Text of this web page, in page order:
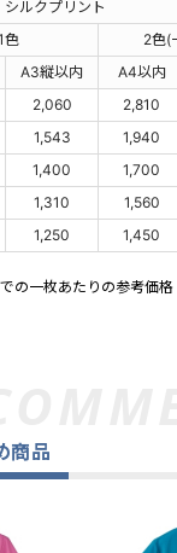
シルクプリント
色
2色(
A3縦以内 A4以内
2,060 2,810
1,543 1,940
1,400 1,700
1,310 1,560
1,250 1,450
の一枚あたりの参考価
商品